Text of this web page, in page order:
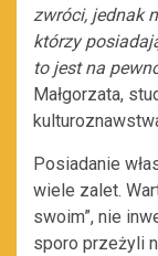
zwróci, jednak
którzy
to jest na
Małgorzata,
Posiadanie
wiele zalet.
swoim”, nie
sporo przeżyli